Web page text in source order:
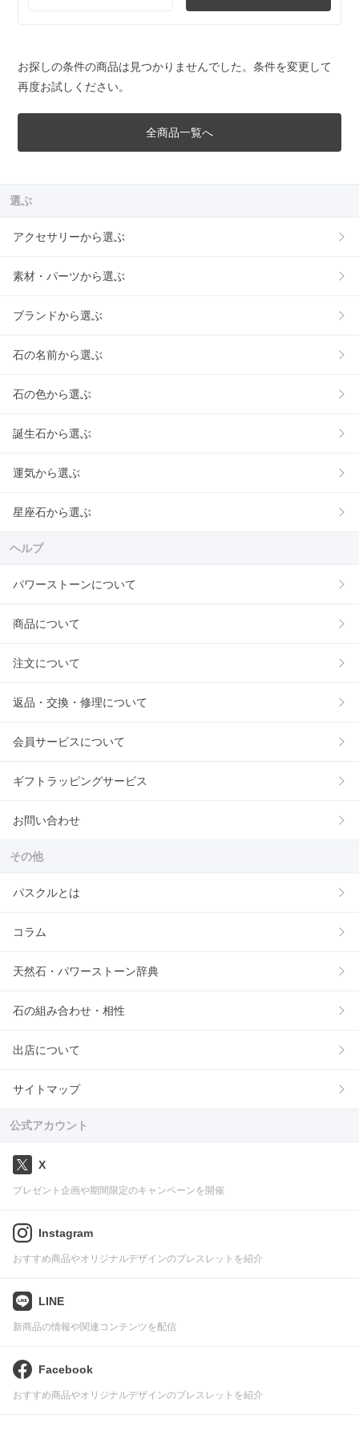
お探しの条件の商品は見つかりませんでした。条件を変更して
再度お試しください。
全商品一覧へ
選ぶ
アクセサリーから選ぶ
素材・パーツから選ぶ
ブランドから選ぶ
石の名前から選ぶ
石の色から選ぶ
誕生石から選ぶ
運気から選ぶ
星座石から選ぶ
ヘルプ
パワーストーンについて
商品について
注文について
返品・交換・修理について
会員サービスについて
ギフトラッピングサービス
お問い合わせ
その他
パスクルとは
コラム
天然石・パワーストーン辞典
石の組み合わせ・相性
出店について
サイトマップ
公式アカウント
X
プレゼント企画や期間限定のキャンペーンを開催
Instagram
おすすめ商品やオリジナルデザインのブレスレットを紹介
LINE
新商品の情報や関連コンテンツを配信
Facebook
おすすめ商品やオリジナルデザインのブレスレットを紹介